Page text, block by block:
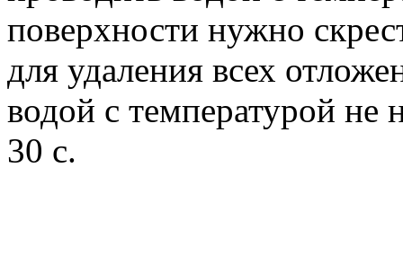
поверхности нужно
для удаления всех
водой с температурой не
30 с.